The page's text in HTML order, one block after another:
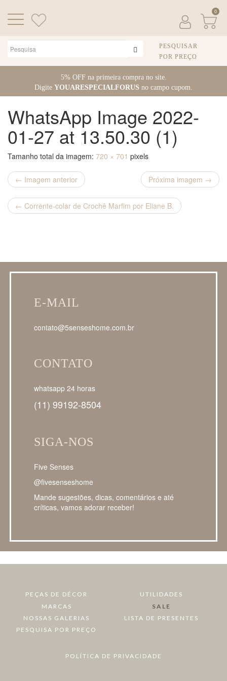
o
5% OFF na primeira compra no site.
Digite YOUARESPECIALFORUS no campo cupom.
0
PESQUISAR
POR PREÇO
WhatsApp Image 2022-
01-27 at 13.50.30 (1)
Tamanho total da imagem: 720 × 701 pixels
← Imagem anterior Próxima imagem →
← Corrente-colar de Crochê Marfim por Eliane B.
E-MAIL
contato@5senseshome.com.br
CONTATO
whatsapp 24 horas
(11) 99192-8504
SIGA-NOS
Five Senses
@fivesenseshome
Mande sugestões, dicas, comentários e até
críticas, vamos adorar receber!
PEÇAS DE DÉCOR
UTILIDADES
MARCAS
SALE
NOSSAS GALERIAS
LISTA DE PRESENTES
PESQUISA POR PREÇO
POLÍTICA DE PRIVACIDADE